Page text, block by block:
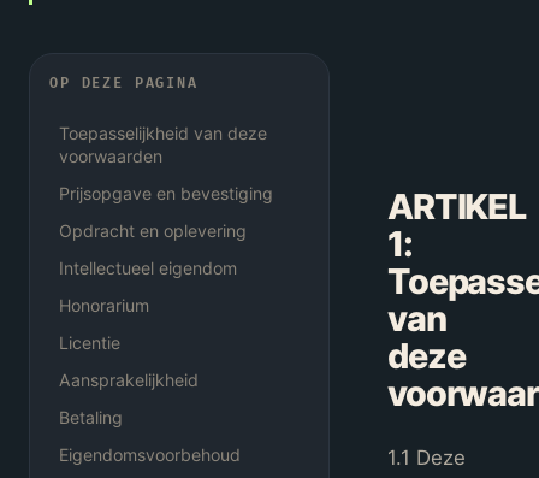
OP DEZE PAGINA
Toepasselijkheid van deze
voorwaarden
Prijsopgave en bevestiging
Opdracht en oplevering
Intellectueel eigendom
Honorarium
Licentie
Aansprakelijkheid
Betaling
Eigendomsvoorbehoud
ARTIKEL
1:
van
deze
1.1 Deze